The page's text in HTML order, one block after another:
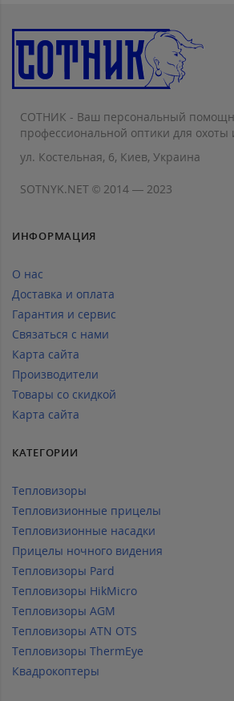
СОТНИК - Ваш персональный
профессиональной оптики для охоты
ул. Костельная, 6, Киев, Украина
SOTNYK.NET © 2014 — 2023
ИНФОРМАЦИЯ
О нас
Доставка и оплата
Гарантия и сервис
Связаться с нами
Карта сайта
Производители
Товары со скидкой
Карта сайта
КАТЕГОРИИ
Тепловизоры
Тепловизионные прицелы
Тепловизионные насадки
Прицелы ночного видения
Тепловизоры Pard
Тепловизоры HikMicro
Тепловизоры AGM
Тепловизоры ATN OTS
Тепловизоры ThermEye
Квадрокоптеры